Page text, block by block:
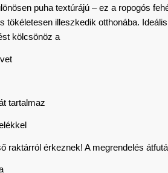
puha textúrájú – ez a ropogós
tökéletesen illeszkedik otthonába.
kölcsönöz a
tartalmaz
raktárról érkeznek! A megrendelés